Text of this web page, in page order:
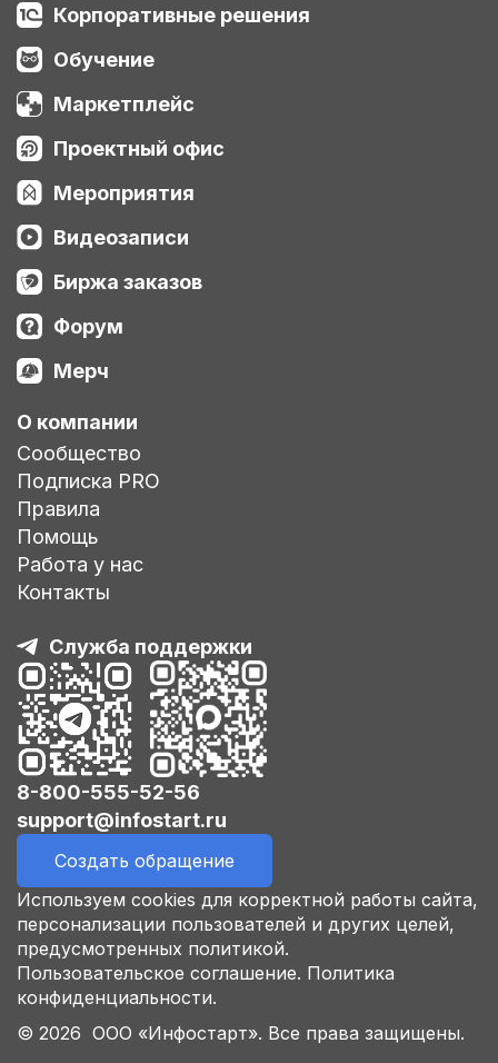
Корпоративные решения
Обучение
Маркетплейс
Проектный офис
Мероприятия
Видеозаписи
Биржа заказов
Форум
Мерч
О компании
Сообщество
Подписка PRO
Правила
Помощь
Работа у нас
Контакты
Служба поддержки
8-800-555-52-56
support@infostart.ru
Создать обращение
Используем cookies для корректной работы сайта,
персонализации пользователей и других целей,
предусмотренных политикой.
Пользовательское соглашение. Политика
конфиденциальности.
© 2026 ООО «Инфостарт». Все права защищены.